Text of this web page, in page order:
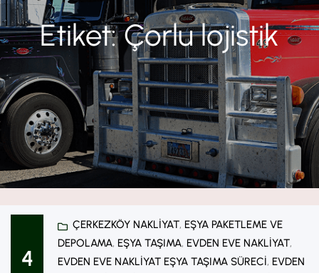
Etiket:Çorlu lojistik
4
ÇERKEZKÖY NAKLIYAT, EŞYA PAKETLEME VE
DEPOLAMA, EŞYA TAŞIMA, EVDEN EVE NAKLIYAT
EVDEN EVE NAKLIYAT EŞYA TAŞIMA SÜRECI, EVDEN